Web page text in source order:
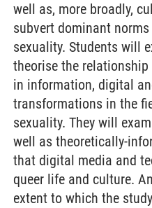
well as, more broadly,
subvert dominant
sexuality. Students will
theorise the
in information, digital
transformations in the
sexuality. They will
well as theoretically-
that digital media and
queer life and culture.
extent to which the